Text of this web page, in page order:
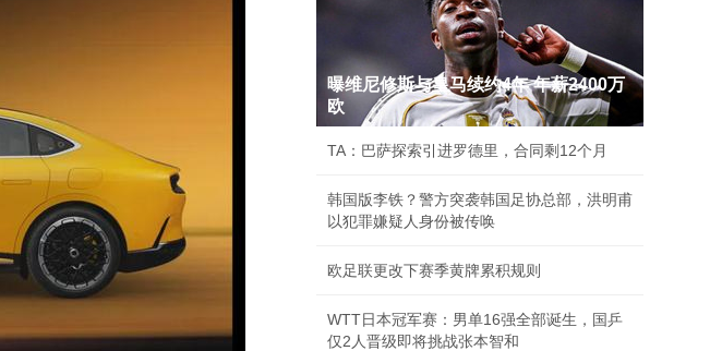
曝维尼修斯与皇马续约4年 年薪2400万
欧
TA：巴萨探索引进罗德里，合同剩12个月
韩国版李铁？警方突袭韩国足协总部，洪明甫
以犯罪嫌疑人身份被传唤
欧足联更改下赛季黄牌累积规则
WTT日本冠军赛：男单16强全部诞生，国乒
仅2人晋级即将挑战张本智和